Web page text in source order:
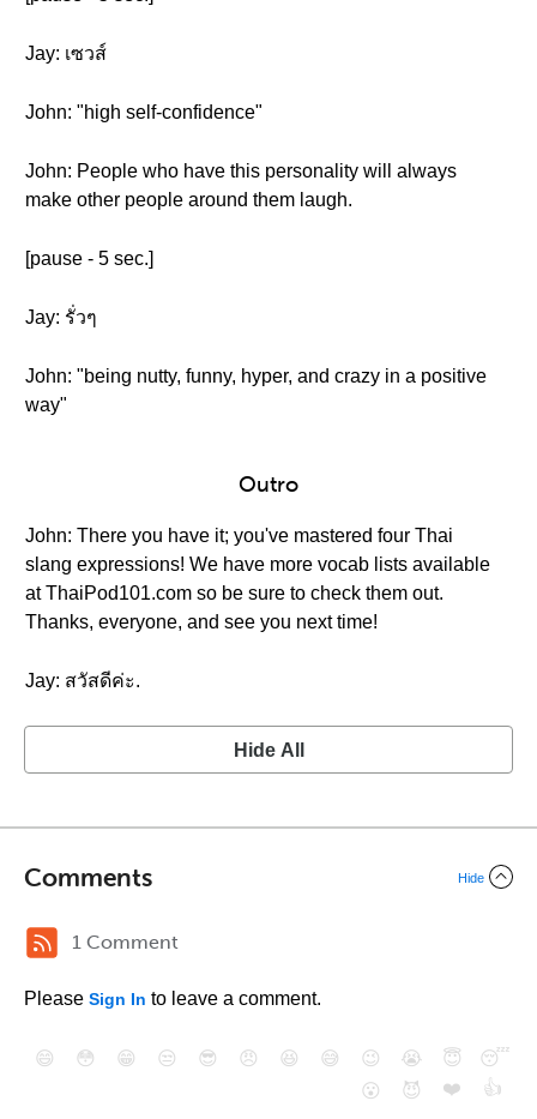
Jay: เซวส์
John: "high self-confidence"
John: People who have this personality will always
make other people around them laugh.
[pause - 5 sec.]
Jay: รั่วๆ
John: "being nutty, funny, hyper, and crazy in a positive
way"
Outro
John: There you have it; you've mastered four Thai
slang expressions! We have more vocab lists available
at ThaiPod101.com so be sure to check them out.
Thanks, everyone, and see you next time!
Jay: สวัสดีค่ะ.
Hide All
Comments Hide
1 Comment
Please Sign In to leave a comment.
😄 😳 😁 😒 😎 😠 😆 😅 😉 😭 😇
😴
😮
😈 ❤️ 👍